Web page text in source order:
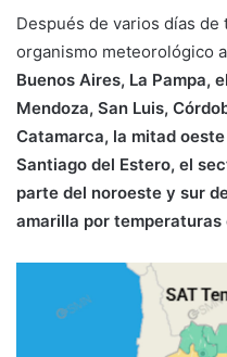
Después de varios días
organismo meteorológico
Buenos Aires, La Pampa,
Mendoza, San Luis,
Catamarca, la mitad
Santiago del Estero, el
parte del noroeste y sur
amarilla por temperaturas